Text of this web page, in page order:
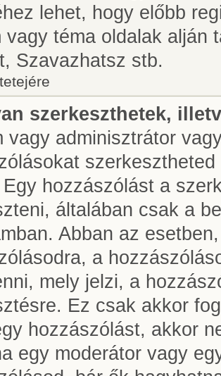
lehet, hogy előbb
vagy téma oldalak alján
Szavazhatsz stb.
szerkeszthetek,
vagy adminisztrátor
hozzászólást a
általában csak a
Abban az
a
mely jelzi, a
Ez csak akkor
hozzászólást, akkor
egy moderátor vagy